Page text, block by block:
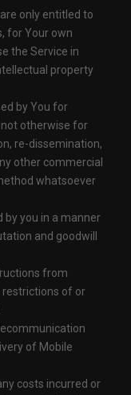
only entitled to
for Your own
the Service in
property
by You for
otherwise for
re-dissemination,
other commercial
whatsoever
by you in a manner
and goodwill
from
restrictions of or
of Mobile
costs incurred or